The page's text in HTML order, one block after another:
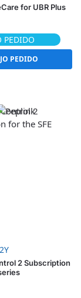
for UBR Plus
PEDIDO
PEDIDO
2 Subscription